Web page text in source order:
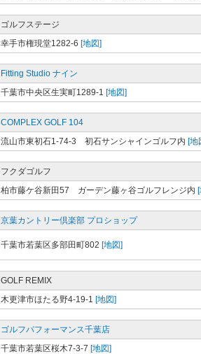
ゴルフステージ
幸手市権現堂1282-6 [地図]
Fitting Studio ナイン
千葉市中央区生実町1289-1 [地図]
COMPLEX GOLF 104
流山市東初石1-74-3 初石サンシャインゴルフ内 [地
フクダゴルフ
柏市藤ケ谷新田57 ガーデン藤ヶ谷ゴルフレンジ内
京葉カントリー倶楽部 プロショップ
千葉市若葉区多部田町802 [地図]
GOLF REMIX
木更津市ほたる野4-19-1 [地図]
ゴルフパフォーマンス千葉店
千葉市若葉区桜木7-3-7 [地図]